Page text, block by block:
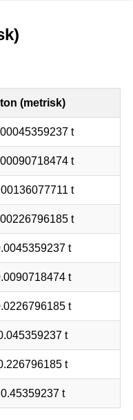
ton (metrisk)
t
t
t
t
t
t
t
t
t
0.45359237 t